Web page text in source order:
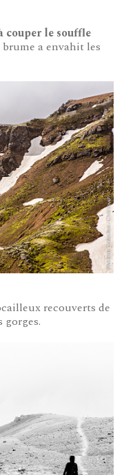
couper le souffle
a envahit les
recouverts de
gorges.